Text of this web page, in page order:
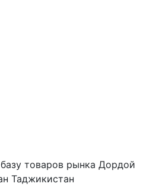
товаров рынка Дордой
Таджикистан